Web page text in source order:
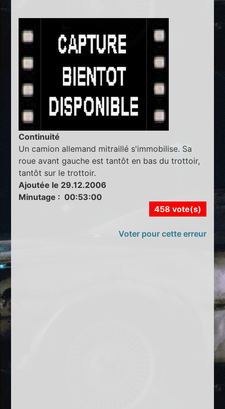
Continuité
Un camion allemand mitraillé s'immobilise. Sa
roue avant gauche est tantôt en bas du trottoir,
tantôt sur le trottoir.
Ajoutée le 29.12.2006
Minutage : 00:53:00
458 vote(s)
Voter pour cette erreur